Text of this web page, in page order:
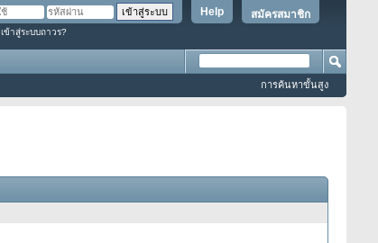
สมัครสมาชิก
Help
เข้าสู่ระบบถาวร?
การค้นหาขั้นสูง